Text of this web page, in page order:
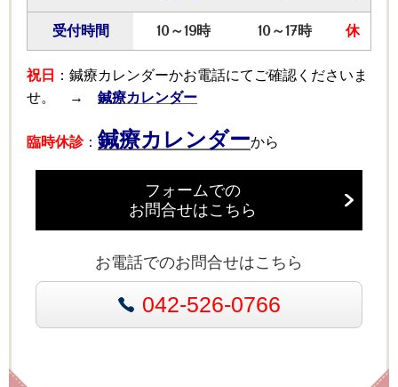
受付時間 10～19時 10～17時 休
祝日
：鍼療カレンダーかお電話にてご確認くださいま
せ。 → 鍼療カレンダー
臨時休診： 鍼療カレンダーから
フォームでの
お問合せはこちら
お電話でのお問合せはこちら
042-526-0766